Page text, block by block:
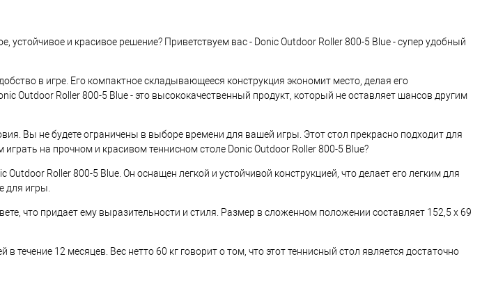
и красивое решение? Приветствуем вас - Donic Outdoor Roller 800-5 Blue - супер удобный
в игре. Его компактное складывающееся конструкция экономит место, делая его
Outdoor Roller 800-5 Blue - это высококачественный продукт, который не оставляет шансов другим
Вы не будете ограничены в выборе времени для вашей игры. Этот стол прекрасно подходит для
на прочном и красивом теннисном столе Donic Outdoor Roller 800-5 Blue?
Roller 800-5 Blue. Он оснащен легкой и устойчивой конструкцией, что делает его легким для
для игры.
что придает ему выразительности и стиля. Размер в сложенном положении составляет 152,5 х 69
течение 12 месяцев. Вес нетто 60 кг говорит о том, что этот теннисный стол является достаточно